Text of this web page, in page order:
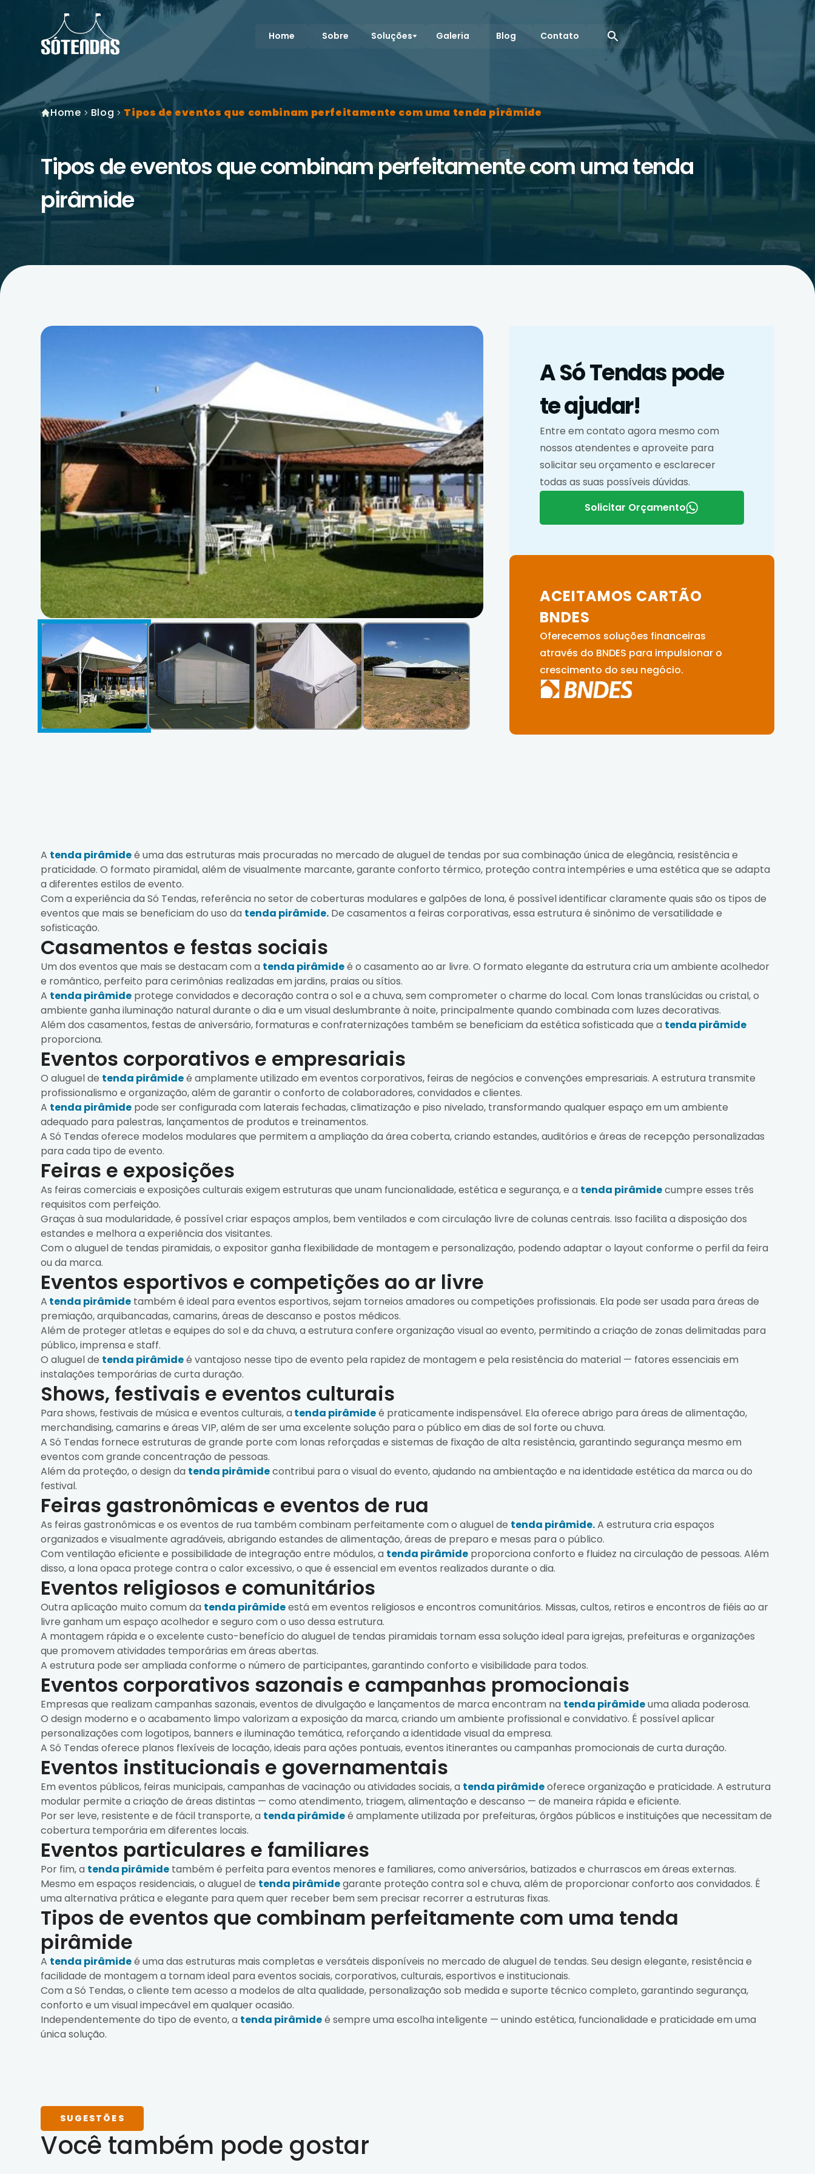
Home Sobre Soluções Galeria Blog Contato
Home Blog Tipos de eventos que combinam perfeitamente com uma tenda pirâmide
Tipos de eventos que combinam perfeitamente com uma tenda
pirâmide
A Só Tendas pode
te ajudar!
Entre em contato agora mesmo com
nossos atendentes e aproveite para
solicitar seu orçamento e esclarecer
todas as suas possíveis dúvidas.
Solicitar Orçamento
ACEITAMOS CARTÃO
BNDES
Oferecemos soluções financeiras
através do BNDES para impulsionar o
crescimento do seu negócio.
A tenda pirâmideé uma das estruturas mais procuradas no mercado de aluguel de tendas por sua combinação única de elegância, resistência e
praticidade. O formato piramidal, além de visualmente marcante, garante conforto térmico, proteção contra intempéries e uma estética que se adapta
a diferentes estilos de evento.
Com a experiência da Só Tendas, referência no setor de coberturas modulares e galpões de lona, é possível identificar claramente quais são os tipos de
eventos que mais se beneficiam do uso da tenda pirâmide. De casamentos a feiras corporativas, essa estrutura é sinônimo de versatilidade e
sofisticação.
Casamentos e festas sociais
Um dos eventos que mais se destacam com a tenda pirâmideé o casamento ao ar livre. O formato elegante da estrutura cria um ambiente acolhedor
e romântico, perfeito para cerimônias realizadas em jardins, praias ou sítios.
A tenda pirâmide protege convidados e decoração contra o sol e a chuva, sem comprometer o charme do local. Com lonas translúcidas ou cristal, o
ambiente ganha iluminação natural durante o dia e um visual deslumbrante à noite, principalmente quando combinada com luzes decorativas.
Além dos casamentos, festas de aniversário, formaturas e confraternizações também se beneficiam da estética sofisticada que a tenda pirâmide
proporciona.
Eventos corporativos e empresariais
O aluguel de tenda pirâmideé amplamente utilizado em eventos corporativos, feiras de negócios e convenções empresariais. A estrutura transmite
profissionalismo e organização, além de garantir o conforto de colaboradores, convidados e clientes.
A tenda pirâmide pode ser configurada com laterais fechadas, climatização e piso nivelado, transformando qualquer espaço em um ambiente
adequado para palestras, lançamentos de produtos e treinamentos.
A Só Tendas oferece modelos modulares que permitem a ampliação da área coberta, criando estandes, auditórios e áreas de recepção personalizadas
para cada tipo de evento.
Feiras e exposições
As feiras comerciais e exposições culturais exigem estruturas que unam funcionalidade, estética e segurança, e a tenda pirâmidecumpre esses três
requisitos com perfeição.
Graças à sua modularidade, é possível criar espaços amplos, bem ventilados e com circulação livre de colunas centrais. Isso facilita a disposição dos
estandes e melhora a experiência dos visitantes.
Com o aluguel de tendas piramidais, o expositor ganha flexibilidade de montagem e personalização, podendo adaptar o layout conforme o perfil da feira
ou da marca.
Eventos esportivos e competições ao ar livre
A tenda pirâmide também é ideal para eventos esportivos, sejam torneios amadores ou competições profissionais. Ela pode ser usada para áreas de
premiação, arquibancadas, camarins, áreas de descanso e postos médicos.
Além de proteger atletas e equipes do sol e da chuva, a estrutura confere organização visual ao evento, permitindo a criação de zonas delimitadas para
público, imprensa e staff.
O aluguel de tenda pirâmideé vantajoso nesse tipo de evento pela rapidez de montagem e pela resistência do material — fatores essenciais em
instalações temporárias de curta duração.
Shows, festivais e eventos culturais
Para shows, festivais de música e eventos culturais, a tenda pirâmideé praticamente indispensável. Ela oferece abrigo para áreas de alimentação,
merchandising, camarins e áreas VIP, além de ser uma excelente solução para o público em dias de sol forte ou chuva.
A Só Tendas fornece estruturas de grande porte com lonas reforçadas e sistemas de fixação de alta resistência, garantindo segurança mesmo em
eventos com grande concentração de pessoas.
Além da proteção, o design da tenda pirâmidecontribui para o visual do evento, ajudando na ambientação e na identidade estética da marca ou do
festival.
Feiras gastronômicas e eventos de rua
As feiras gastronômicas e os eventos de rua também combinam perfeitamente com o aluguel de tenda pirâmide.A estrutura cria espaços
organizados e visualmente agradáveis, abrigando estandes de alimentação, áreas de preparo e mesas para o público.
Com ventilação eficiente e possibilidade de integração entre módulos, a tenda pirâmide proporciona conforto e fluidez na circulação de pessoas. Além
disso, a lona opaca protege contra o calor excessivo, o que é essencial em eventos realizados durante o dia.
Eventos religiosos e comunitários
Outra aplicação muito comum da tenda pirâmideestá em eventos religiosos e encontros comunitários. Missas, cultos, retiros e encontros de fiéis ao ar
livre ganham um espaço acolhedor e seguro com o uso dessa estrutura.
A montagem rápida e o excelente custo-benefício do aluguel de tendas piramidais tornam essa solução ideal para igrejas, prefeituras e organizações
que promovem atividades temporárias em áreas abertas.
A estrutura pode ser ampliada conforme o número de participantes, garantindo conforto e visibilidade para todos.
Eventos corporativos sazonais e campanhas promocionais
Empresas que realizam campanhas sazonais, eventos de divulgação e lançamentos de marca encontram na tenda pirâmideuma aliada poderosa.
O design moderno e o acabamento limpo valorizam a exposição da marca, criando um ambiente profissional e convidativo. É possível aplicar
personalizações com logotipos, banners e iluminação temática, reforçando a identidade visual da empresa.
A Só Tendas oferece planos flexíveis de locação, ideais para ações pontuais, eventos itinerantes ou campanhas promocionais de curta duração.
Eventos institucionais e governamentais
Em eventos públicos, feiras municipais, campanhas de vacinação ou atividades sociais, a tenda pirâmideoferece organização e praticidade. A estrutura
modular permite a criação de áreas distintas — como atendimento, triagem, alimentação e descanso — de maneira rápida e eficiente.
Por ser leve, resistente e de fácil transporte, a tenda pirâmideé amplamente utilizada por prefeituras, órgãos públicos e instituições que necessitam de
cobertura temporária em diferentes locais.
Eventos particulares e familiares
Por fim, a tenda pirâmide também é perfeita para eventos menores e familiares, como aniversários, batizados e churrascos em áreas externas.
Mesmo em espaços residenciais, o aluguel de tenda pirâmidegarante proteção contra sol e chuva, além de proporcionar conforto aos convidados. É
uma alternativa prática e elegante para quem quer receber bem sem precisar recorrer a estruturas fixas.
Tipos de eventos que combinam perfeitamente com uma tenda
pirâmide
A tenda pirâmideé uma das estruturas mais completas e versáteis disponíveis no mercado de aluguel de tendas. Seu design elegante, resistência e
facilidade de montagem a tornam ideal para eventos sociais, corporativos, culturais, esportivos e institucionais.
Com a Só Tendas, o cliente tem acesso a modelos de alta qualidade, personalização sob medida e suporte técnico completo, garantindo segurança,
conforto e um visual impecável em qualquer ocasião.
Independentemente do tipo de evento, a tenda pirâmideé sempre uma escolha inteligente — unindo estética, funcionalidade e praticidade em uma
única solução.
SUGESTÕES
Você também pode gostar